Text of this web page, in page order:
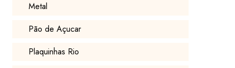
Metal
Pão de Açucar
Plaquinhas Rio